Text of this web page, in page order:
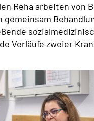
Reha arbeiten von
gemeinsam
Verläufe zweier